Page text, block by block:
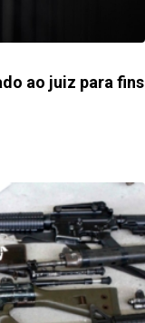
ao juiz para fins